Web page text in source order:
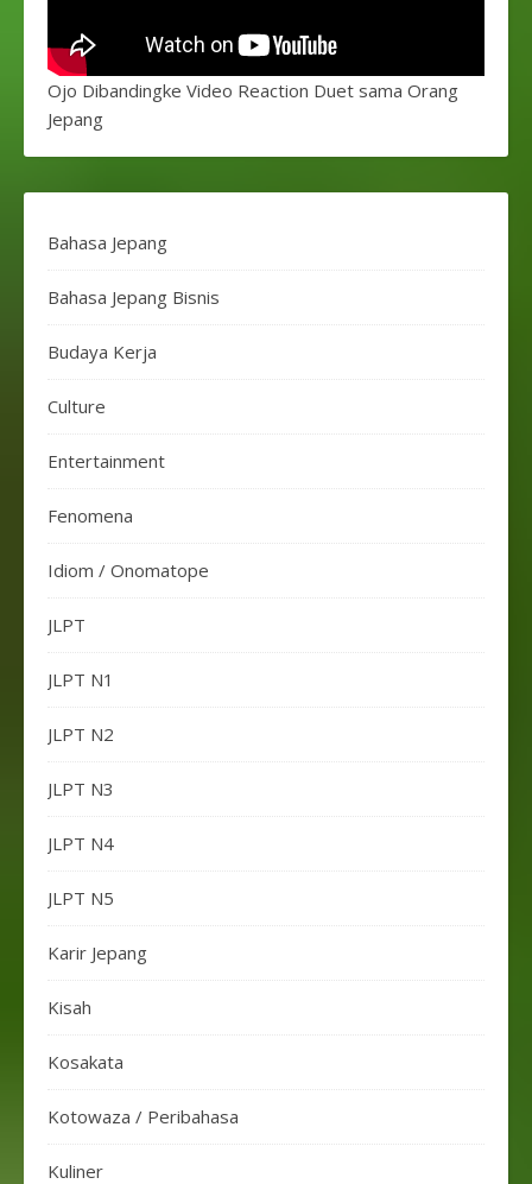
Ojo Dibandingke Video Reaction Duet sama Orang
Jepang
Bahasa Jepang
Bahasa Jepang Bisnis
Budaya Kerja
Culture
Entertainment
Fenomena
Idiom / Onomatope
JLPT
JLPT N1
JLPT N2
JLPT N3
JLPT N4
JLPT N5
Karir Jepang
Kisah
Kosakata
Kotowaza / Peribahasa
Kuliner